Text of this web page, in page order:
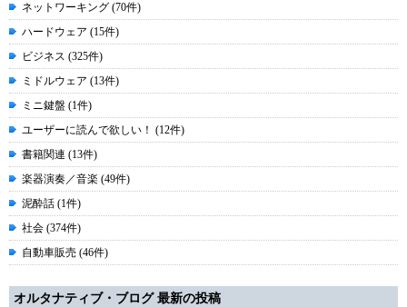
ネットワーキング (70件)
ハードウェア (15件)
ビジネス (325件)
ミドルウェア (13件)
ミニ鍵盤 (1件)
ユーザーに読んで欲しい！ (12件)
書籍関連 (13件)
楽器演奏／音楽 (49件)
泥酔話 (1件)
社会 (374件)
自動車販売 (46件)
オルタナティブ・ブログ 最新の投稿